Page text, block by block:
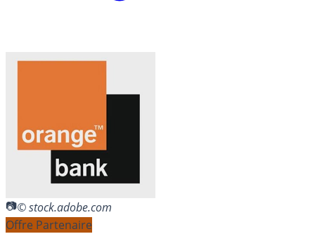
© stock.adobe.com
Offre Partenaire